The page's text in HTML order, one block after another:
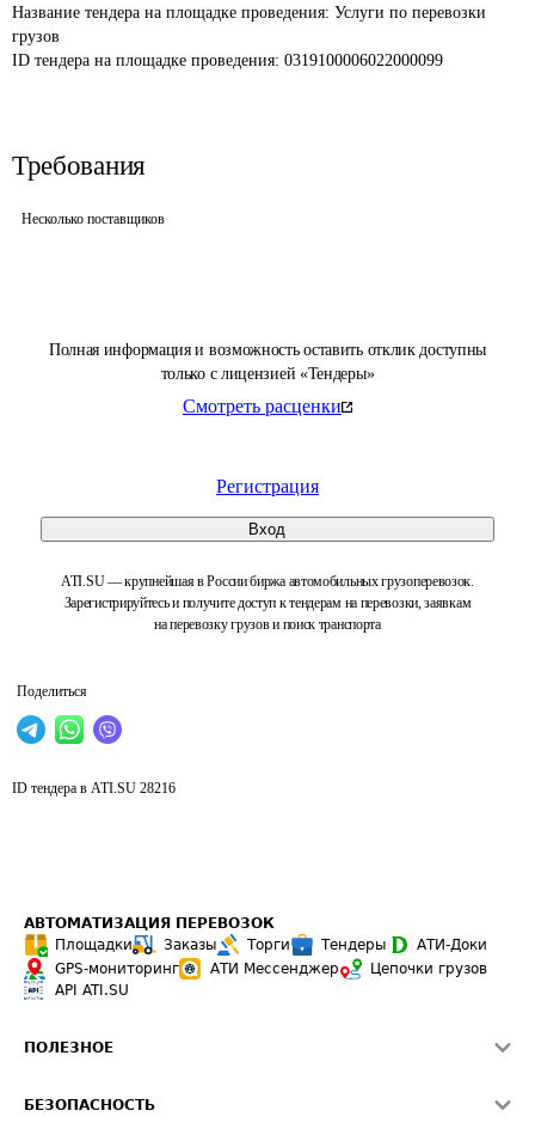
Полная информация и возможность оставить отклик доступны
только с лицензией «Тендеры»
Смотреть расценки
Регистрация
Вход
ATI.SU — крупнейшая в России биржа автомобильных грузоперевозок.
Зарегистрируйтесь и получите доступ к тендерам на перевозки, заявкам
на перевозку грузов и поиск транспорта
Поделиться
Название тендера на площадке проведения: Услуги по перевозки
грузов
ID тендера на площадке проведения: 0319100006022000099
Требования
Несколько поставщиков
ID тендера в ATI.SU 28216
АВТОМАТИЗАЦИЯ ПЕРЕВОЗОК
Площадки
Заказы Торги Тендеры
АТИ-Доки
GPS-мониторинг
АТИ Мессенджер
Цепочки грузов
API ATI.SU
ПОЛЕЗНОЕ
БЕЗОПАСНОСТЬ